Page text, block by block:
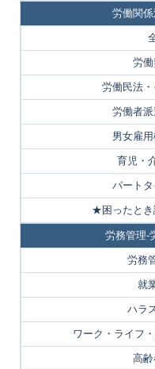
労働関
労
労働民法
労働者
男女雇
育児・
パート
★困ったとき
労務管理-
労務
就
ハラ
ワーク・ライフ
高齢